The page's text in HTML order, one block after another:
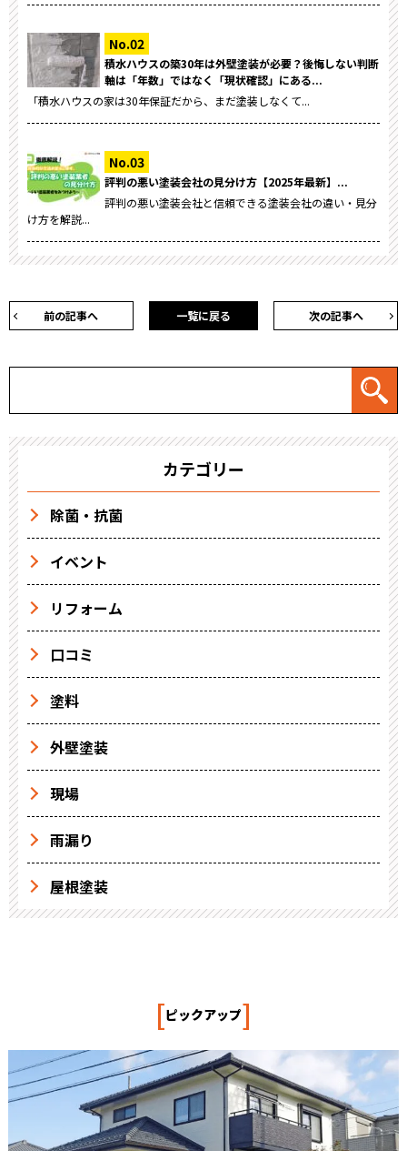
積水ハウスの築30年は外壁塗装が必要？後悔しない判断
軸は「年数」ではなく「現状確認」にある...
「積水ハウスの家は30年保証だから、まだ塗装しなくて...
評判の悪い塗装会社の見分け方【2025年最新】...
評判の悪い塗装会社と信頼できる塗装会社の違い・見分
け方を解説...
前の記事へ 次の記事へ
一覧に戻る
カテゴリー
除菌・抗菌
イベント
リフォーム
口コミ
塗料
外壁塗装
現場
雨漏り
屋根塗装
[ピックアップ]